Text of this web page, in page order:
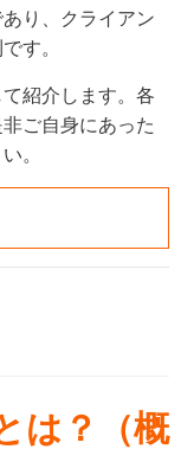
り、クライアン
す。
紹介します。各
ご自身にあった
。
は？（概